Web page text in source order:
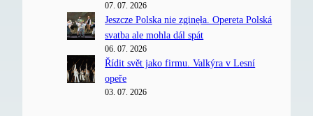
07. 07. 2026
Jeszcze Polska nie zginęła. Opereta Polská
svatba ale mohla dál spát
06. 07. 2026
Řídit svět jako firmu. Valkýra v Lesní
opeře
03. 07. 2026